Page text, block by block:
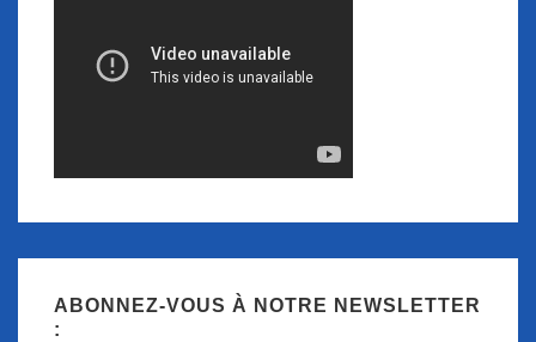
ABONNEZ-VOUS À NOTRE NEWSLETTER
: